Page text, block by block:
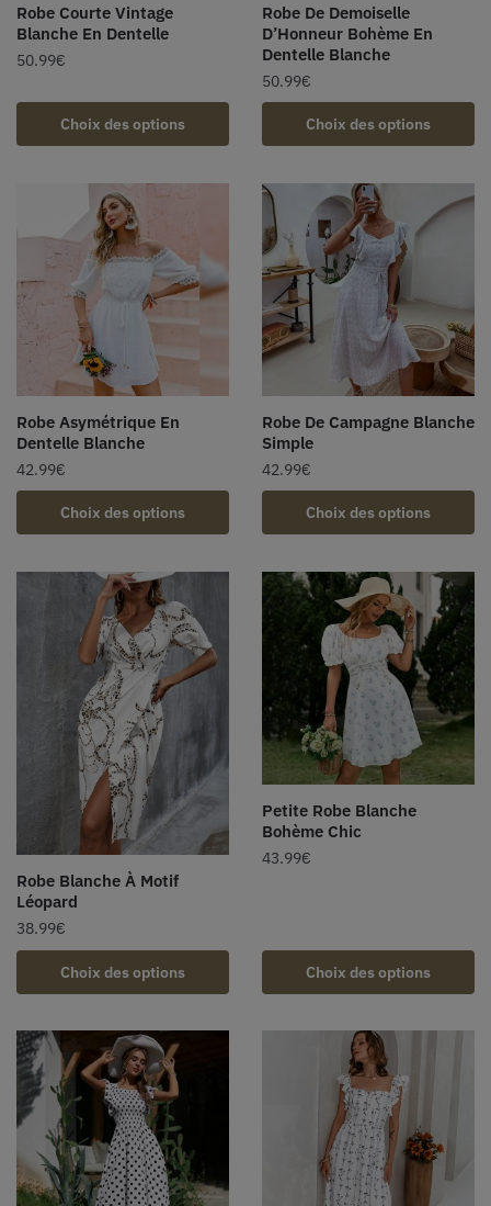
Robe Courte Vintage
Blanche En Dentelle
50.99€
Choix des options
Robe De Demoiselle
D’Honneur Bohème En
Dentelle Blanche
50.99€
Choix des options
Robe Asymétrique En
Dentelle Blanche
42.99€
Choix des options
Robe De Campagne Blanche
Simple
42.99€
Choix des options
Robe Blanche À Motif
Léopard
38.99€
Choix des options
Petite Robe Blanche
Bohème Chic
43.99€
Choix des options